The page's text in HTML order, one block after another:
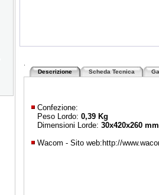
Descrizione Scheda Tecnica
Confezione:
Peso Lordo: 0,39 Kg
Dimensioni Lorde:30x420x260 mm
Wacom - Sito web: http://